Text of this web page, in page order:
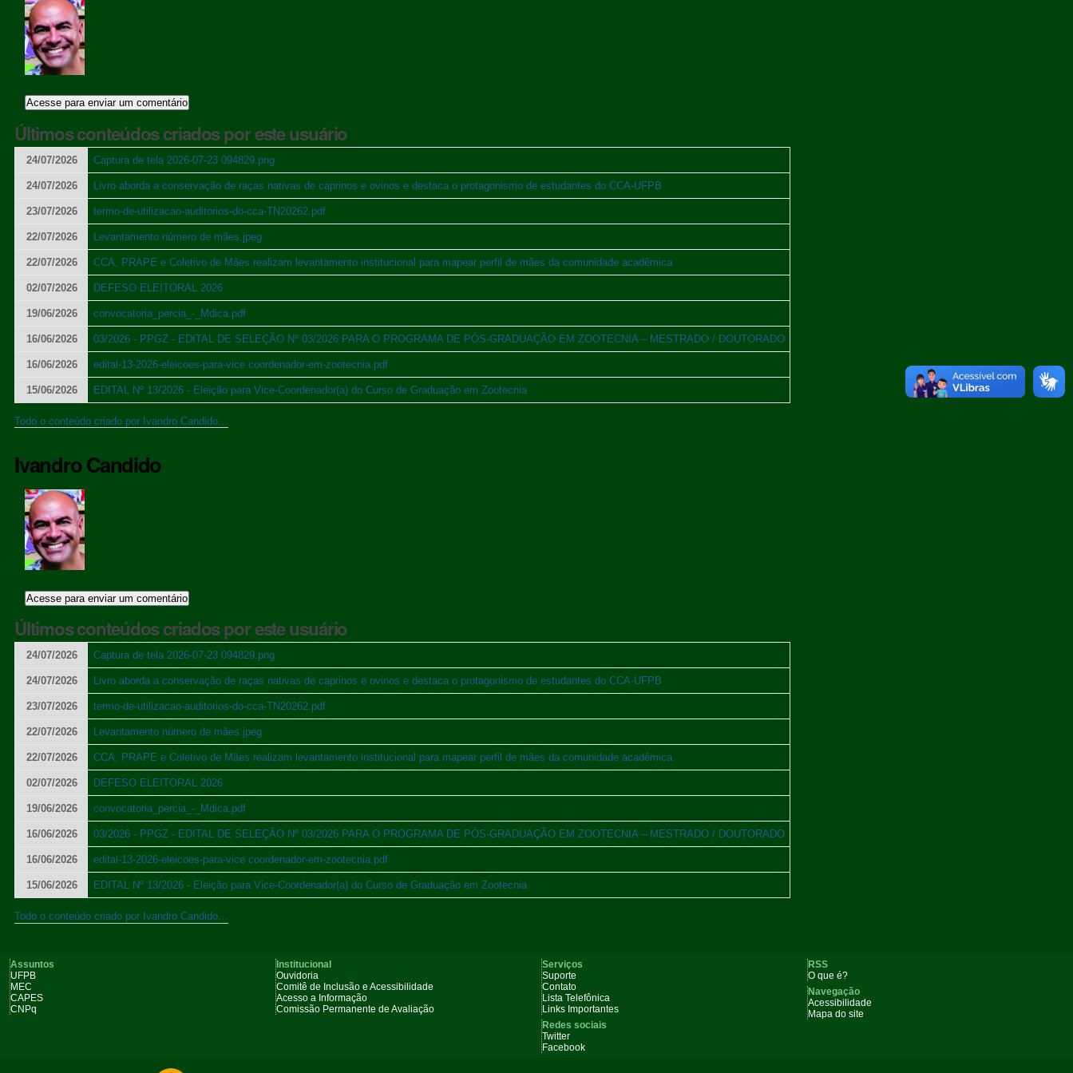
Últimos conteúdos criados por este usuário
24/07/2026 Captura de tela 2026-07-23 094829.png
24/07/2026 Livro aborda a conservação de raças nativas de caprinos e ovinos e destaca o protagonismo de estudantes do CCA-UFPB
23/07/2026 termo-de-utilizacao-auditorios-do-cca-TN20262.pdf
22/07/2026 Levantamento número de mães.jpeg
22/07/2026 CCA, PRAPE e Coletivo de Mães realizam levantamento institucional para mapear perfil de mães da comunidade acadêmica
02/07/2026 DEFESO ELEITORAL 2026
19/06/2026 convocatoria_percia_-_Mdica.pdf
16/06/2026 03/2026 - PPGZ - EDITAL DE SELEÇÃO Nº 03/2026 PARA O PROGRAMA DE PÓS-GRADUAÇÃO EM ZOOTECNIA – MESTRADO / DOUTORADO
16/06/2026 edital-13-2026-eleicoes-para-vice coordenador-em-zootecnia.pdf
15/06/2026 EDITAL Nº 13/2026 - Eleição para Vice-Coordenador(a) do Curso de Graduação em Zootecnia
Todo o conteúdo criado por Ivandro Candido…
Ivandro Candido
Últimos conteúdos criados por este usuário
24/07/2026 Captura de tela 2026-07-23 094829.png
24/07/2026 Livro aborda a conservação de raças nativas de caprinos e ovinos e destaca o protagonismo de estudantes do CCA-UFPB
23/07/2026 termo-de-utilizacao-auditorios-do-cca-TN20262.pdf
22/07/2026 Levantamento número de mães.jpeg
22/07/2026 CCA, PRAPE e Coletivo de Mães realizam levantamento institucional para mapear perfil de mães da comunidade acadêmica
02/07/2026 DEFESO ELEITORAL 2026
19/06/2026 convocatoria_percia_-_Mdica.pdf
16/06/2026 03/2026 - PPGZ - EDITAL DE SELEÇÃO Nº 03/2026 PARA O PROGRAMA DE PÓS-GRADUAÇÃO EM ZOOTECNIA – MESTRADO / DOUTORADO
16/06/2026 edital-13-2026-eleicoes-para-vice coordenador-em-zootecnia.pdf
15/06/2026 EDITAL Nº 13/2026 - Eleição para Vice-Coordenador(a) do Curso de Graduação em Zootecnia
Todo o conteúdo criado por Ivandro Candido…
Assuntos
UFPB
MEC
CAPES
CNPq
Institucional
Ouvidoria
Comitê de Inclusão e Acessibilidade
Acesso a Informação
Comissão Permanente de Avaliação
Serviços
Suporte
Contato
Lista Telefônica
Links Importantes
Redes sociais
Twitter
Facebook
RSS
O que é?
Navegação
Acessibilidade
Mapa do site